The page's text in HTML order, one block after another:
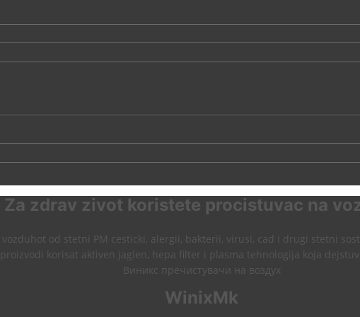
Za zdrav zivot koristete procistuvac na
vozduhot od stetni PM cesticki, alergii, bakterii, virusi, cad i drugi stetni
korisat aktiven jaglen, hepa filter i plasma tehnologija koja
Виникс пречистувачи на воздух
WinixMk